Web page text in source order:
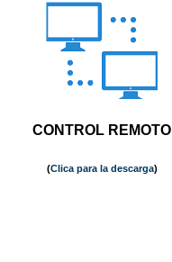
CONTROL REMOTO
(Clica para la descarga)